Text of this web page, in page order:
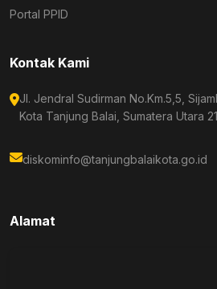
Portal PPID
Kontak Kami
Jl. Jendral Sudirman No.Km.5,5,
Kota Tanjung Balai, Sumatera Utara
diskominfo@tanjungbalaikota.go.id
Alamat